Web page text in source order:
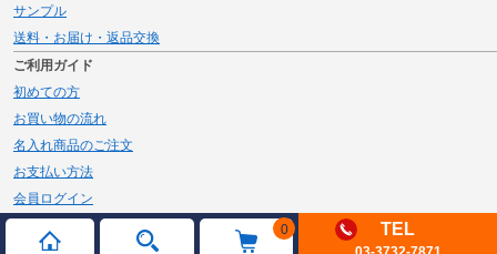
0 TEL
サンプル
送料・お届け・返品交換
ご利用ガイド
初めての方
お買い物の流れ
名入れ商品のご注文
お支払い方法
会員ログイン
メルマガ登録